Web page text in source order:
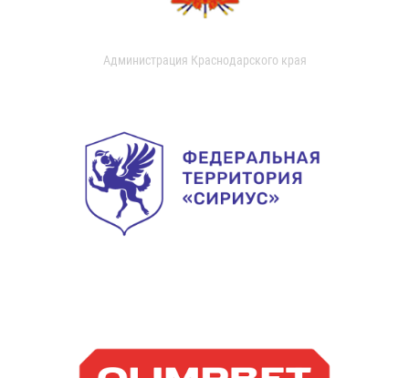
Администрация Краснодарского края